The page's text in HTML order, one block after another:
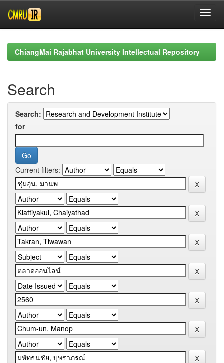
navigationChiangMai Rajabhat University Intellectual Repository
Search
Search:
for
Current filters: